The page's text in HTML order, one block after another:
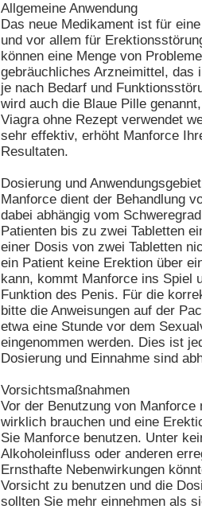
Allgemeine Anwendung
Das neue Medikament ist für
und vor allem für
können eine Menge von
gebräuchliches Arzneimittel, das
je nach Bedarf und
wird auch die Blaue Pille
Viagra ohne Rezept verwendet
sehr effektiv, erhöht Manforce
Resultaten.
Dosierung und Anwendungsgebiet
Manforce dient der Behandlung
dabei abhängig vom
Patienten bis zu zwei Tabletten
einer Dosis von zwei Tabletten
ein Patient keine Erektion über
kann, kommt Manforce ins Spiel
Funktion des Penis. Für die
bitte die Anweisungen auf der
etwa eine Stunde vor dem
eingenommen werden. Dies ist
Dosierung und Einnahme sind
Vorsichtsmaßnahmen
Vor der Benutzung von
wirklich brauchen und eine
Sie Manforce benutzen. Unter
Alkoholeinfluss oder anderen
Ernsthafte Nebenwirkungen
Vorsicht zu benutzen und die
sollten Sie mehr einnehmen als